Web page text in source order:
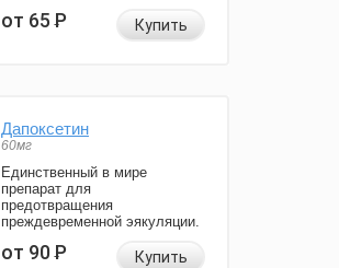
от 65Р Купить
Дапоксетин
60мг
Единственный в мире
препарат для
предотвращения
преждевременной эякуляции.
от 90Р Купить